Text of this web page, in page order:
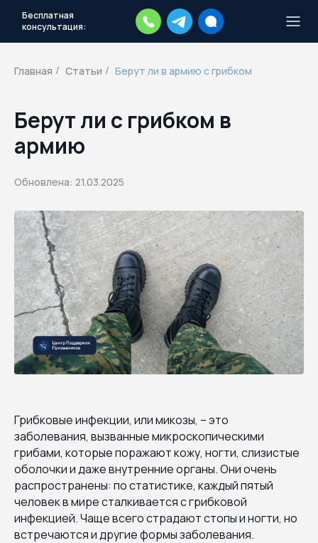
Бесплатная
консультация:
Главная / Статьи / Берут ли в армию с грибком
Берут ли с грибком в
армию
Обновлена: 21.03.2025
Грибковые инфекции, или микозы, – это
заболевания, вызванные микроскопическими
грибами, которые поражают кожу, ногти, слизистые
оболочки и даже внутренние органы. Они очень
распространены: по статистике, каждый пятый
человек в мире сталкивается с грибковой
инфекцией. Чаще всего страдают стопы и ногти, но
встречаются и другие формы заболевания.
каждый день.
Экстренный план
действий